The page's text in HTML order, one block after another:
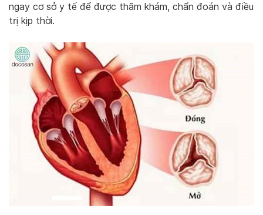
ngay cơ sở y tế để được thăm khám, chẩn đoán và điều
trị kịp thời.